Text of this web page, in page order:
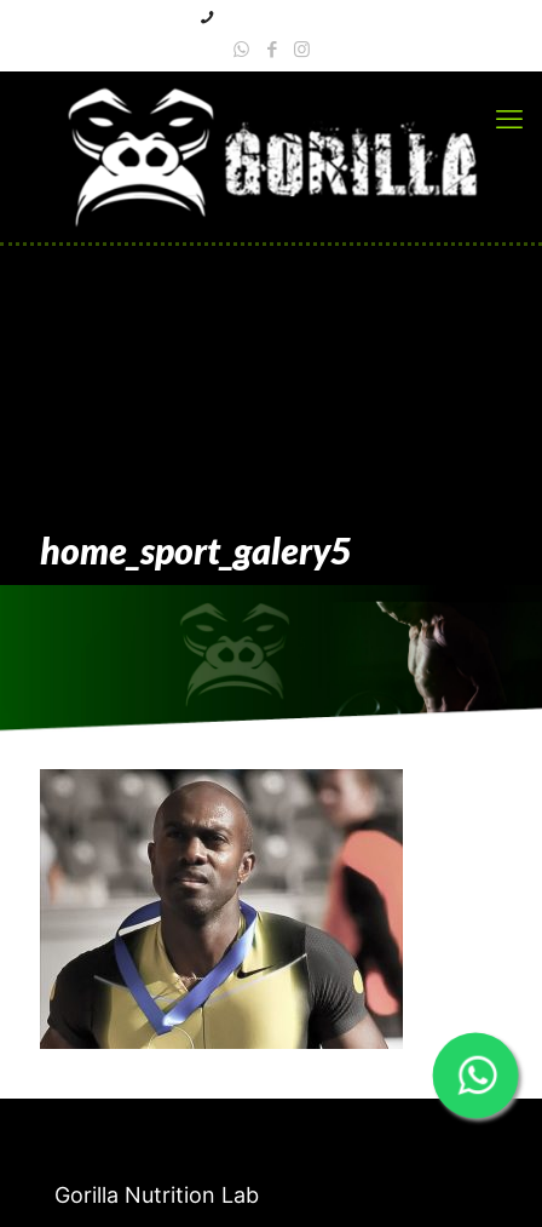
home_sport_galery5
Gorilla Nutrition Lab